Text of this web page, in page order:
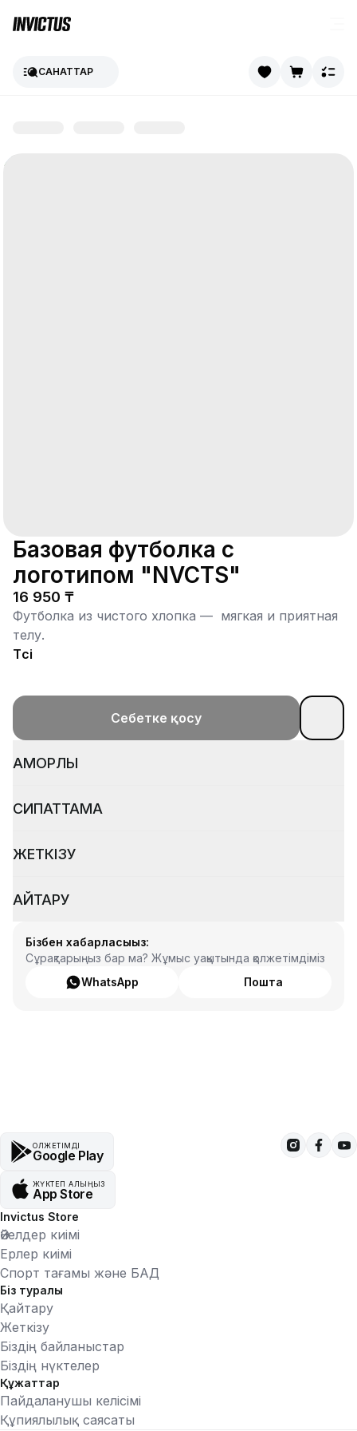
САНАТТАР
Базовая футболка с
логотипом "NVCTS"
16 950 ₸
Футболка из чистого хлопка — мягкая и приятная
телу.
Түсі
Себетке қосу
ҚАМҚОРЛЫҚ
СИПАТТАМА
ЖЕТКІЗУ
ҚАЙТАРУ
Бізбен хабарласыңыз:
Сұрақтарыңыз бар ма? Жұмыс уақытында қолжетімдіміз
WhatsApp
Пошта
ҚОЛЖЕТІМДІ
Google Play
ЖҮКТЕП АЛЫҢЫЗ
App Store
Invictus Store
Әйелдер киімі
Ерлер киімі
Спорт тағамы және БАД
Біз туралы
Қайтару
Жеткізу
Біздің байланыстар
Біздің нүктелер
Құжаттар
Пайдаланушы келісімі
Құпиялылық саясаты